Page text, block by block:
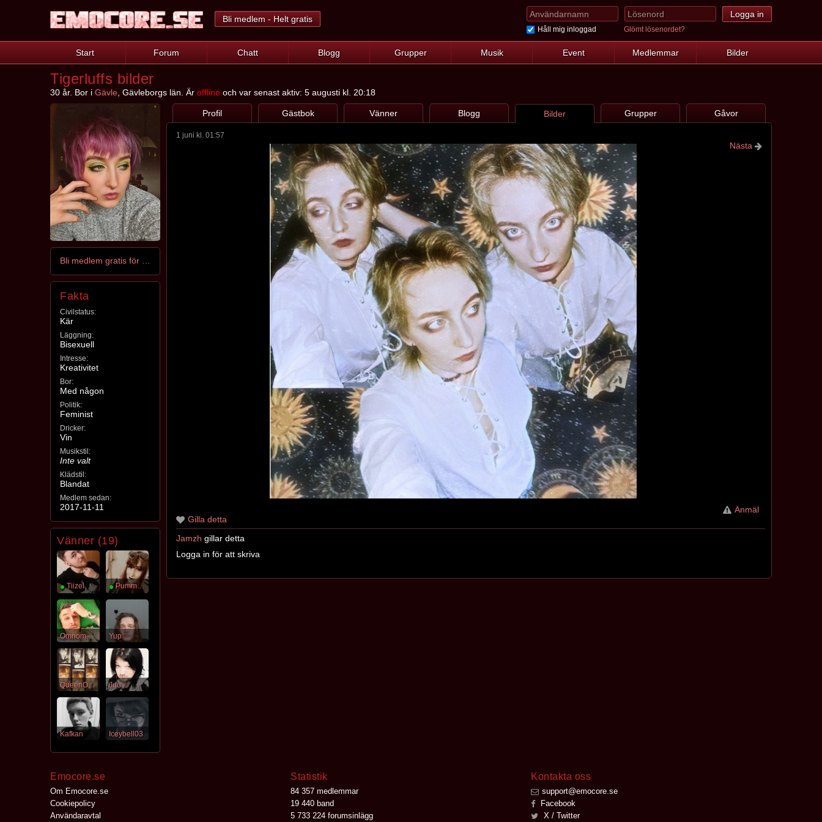
Bli medlem - Helt gratis
Håll mig inloggad Glömt lösenordet?
Start Forum Chatt Blogg Grupper Musik Event Medlemmar Bilder
Tigerluffs bilder
30 år. Bor i Gävle , Gävleborgs län. Är offline och var senast aktiv: 5 augusti kl. 20:18
Fakta
Civilstatus:
Kär
Läggning:
Bisexuell
Intresse:
Kreativitet
Bor:
Med någon
Politik:
Feminist
Dricker:
Vin
Musikstil:
Inte valt
Klädstil:
Blandat
Medlem sedan:
2017-11-11
Vänner (19)
●Tiizel ●Pummel_Chan
Omnombrains Yup
QueenOfDarkness Juu
Kafkan Iceybell03
Profil Gästbok Vänner Blogg Bilder Grupper Gåvor
1 juni kl. 01:57
Nästa
Anmäl
Gilla detta
Jamzh gillar detta
Logga in för att skriva
Emocore.se
Om Emocore.se
Cookiepolicy
Användaravtal
Statistik
84 357 medlemmar
19 440 band
5 733 224 forumsinlägg
Kontakta oss
support@emocore.se
Facebook
X / Twitter